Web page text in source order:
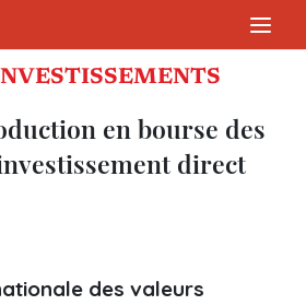
en bourse des
direct
des valeurs